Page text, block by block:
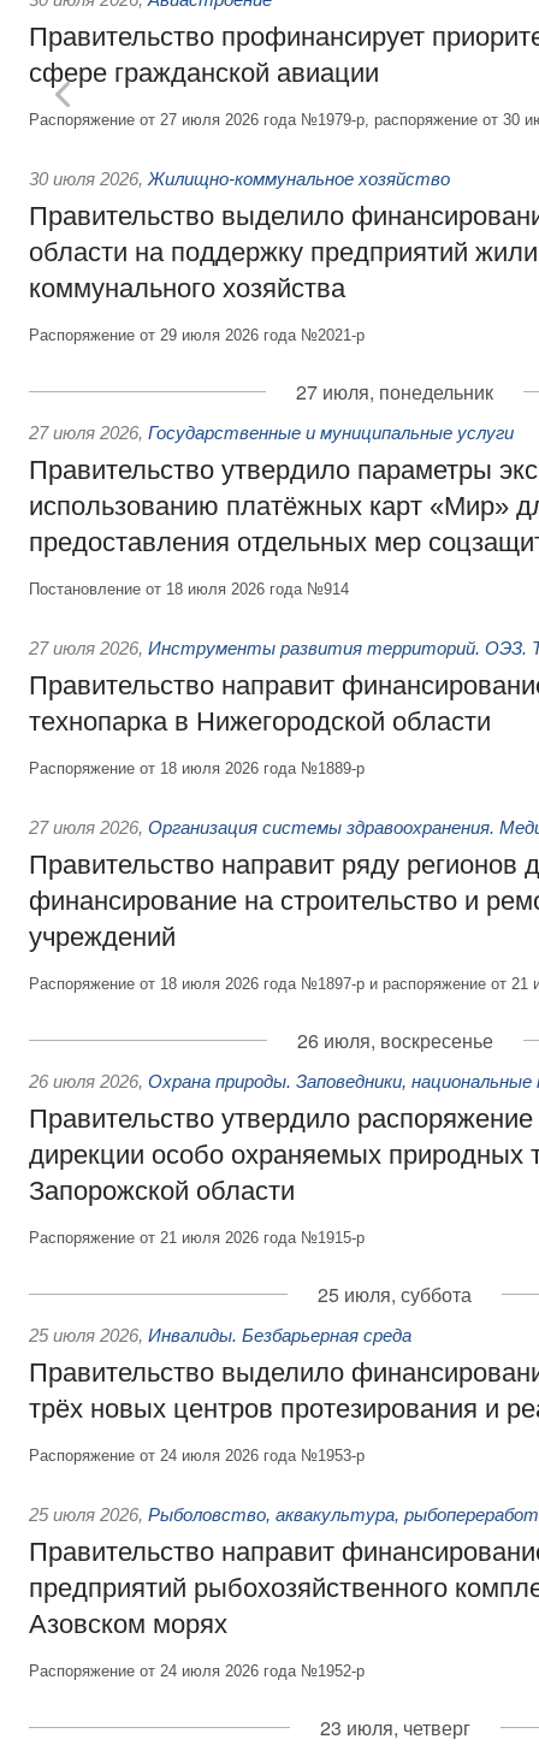
Правительство профинансирует
сфере гражданской авиации
Распоряжение от 27 июля 2026 года №1979-р, распоряжение от 30
30 июля 2026, Жилищно-коммунальное хозяйство
Правительство выделило
области на поддержку предприятий
коммунального хозяйства
Распоряжение от 29 июля 2026 года №2021-р
27 июля, понедельник
27 июля 2026, Государственные и муниципальные услуги
Правительство утвердило параметры
использованию платёжных карт «Мир»
предоставления отдельных мер
Постановление от 18 июля 2026 года №914
27 июля 2026, Инструменты развития территорий. ОЭЗ.
Правительство направит
технопарка в Нижегородской области
Распоряжение от 18 июля 2026 года №1889-р
27 июля 2026, Организация системы здравоохранения.
Правительство направит ряду регионов
финансирование на строительство и
учреждений
Распоряжение от 18 июля 2026 года №1897-р и распоряжение от
26 июля, воскресенье
26 июля 2026, Охрана природы. Заповедники, национальные
Правительство утвердило
дирекции особо охраняемых природных
Запорожской области
Распоряжение от 21 июля 2026 года №1915-р
25 июля, суббота
25 июля 2026, Инвалиды. Безбарьерная среда
Правительство выделило
трёх новых центров протезирования и
Распоряжение от 24 июля 2026 года №1953-р
25 июля 2026, Рыболовство, аквакультура,
Правительство направит
предприятий рыбохозяйственного
Азовском морях
Распоряжение от 24 июля 2026 года №1952-р
23 июля, четверг